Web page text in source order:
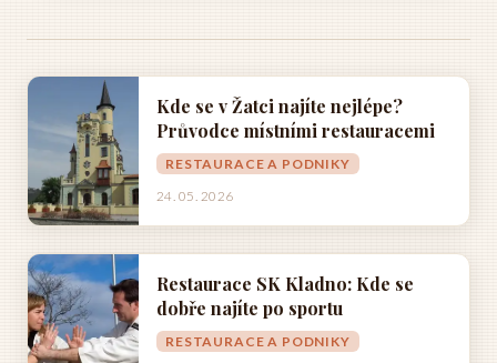
Kde se v Žatci najíte nejlépe?
Průvodce místními restauracemi
RESTAURACE A PODNIKY
24. 05. 2026
Restaurace SK Kladno: Kde se
dobře najíte po sportu
RESTAURACE A PODNIKY